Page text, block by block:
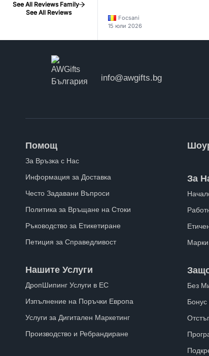
See All Reviews Family
See All Reviews
Focsani
15 юли 2026
info@awgifts.bg
Помощ
За Връзка с Нас
Информация за Доставка
Често Задавани Въпроси
Политика за Връщане на Стоки
Ръководство за Етикетиране
Петиция за Справедливост
Нашите Услуги
ДропШипинг Услуги в ЕС
Изпълнение на Поръчки Европа
Услуги за Дигитален Маркетинг
Производство и Ребрандиране
За
Марки
Без